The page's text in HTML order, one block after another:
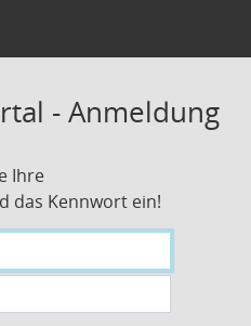
- Anmeldung
Ihre
das Kennwort ein!